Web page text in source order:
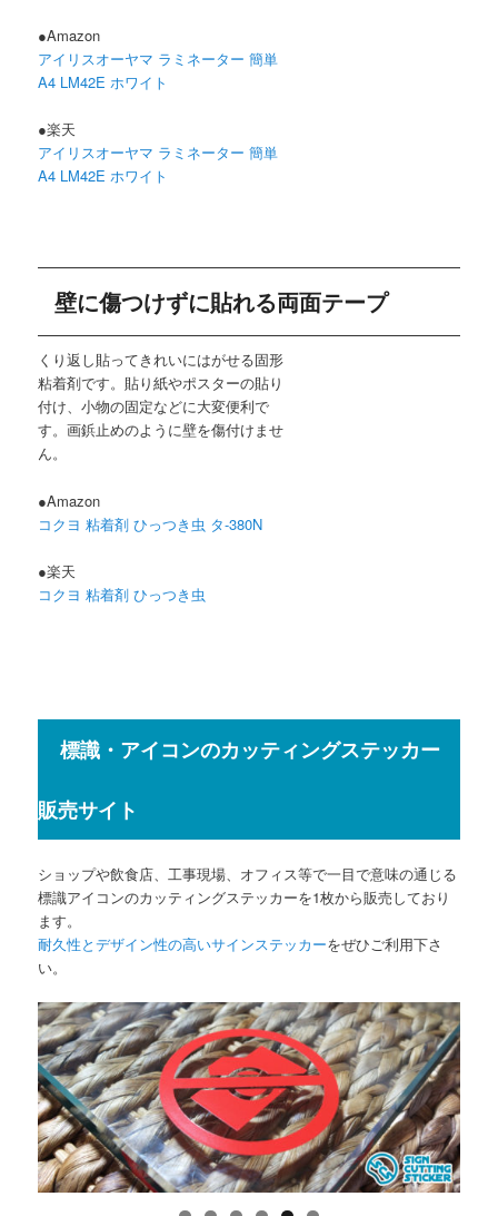
●Amazon
アイリスオーヤマ ラミネーター 簡単
A4 LM42E ホワイト
●楽天
アイリスオーヤマ ラミネーター 簡単
A4 LM42E ホワイト
壁に傷つけずに貼れる両面テープ
くり返し貼ってきれいにはがせる固形
粘着剤です。貼り紙やポスターの貼り
付け、小物の固定などに大変便利で
す。画鋲止めのように壁を傷付けませ
ん。
●Amazon
コクヨ 粘着剤 ひっつき虫 タ-380N
●楽天
コクヨ 粘着剤 ひっつき虫
標識・アイコンのカッティングステッカー
販売サイト
ショップや飲食店、工事現場、オフィス等で一目で意味の通じる
標識アイコンのカッティングステッカーを1枚から販売しており
ます。
耐久性とデザイン性の高いサインステッカーをぜひご利用下さ
い。